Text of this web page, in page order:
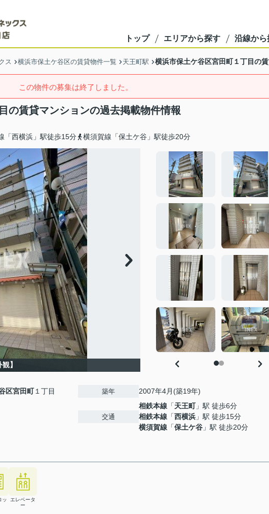
トップ エリアから探す 沿線から
ス 横浜市保土ケ谷区の賃貸物件一覧 天王町駅 横浜市保土ケ谷区宮田町１丁目の
この物件の募集は終了しました。
の賃貸マンションの過去掲載物件情報
「西横浜」駅徒歩15分 横須賀線「保土ケ谷」駅徒歩20分
観】
区宮田町１丁目 築年 2007年4月(築19年)
交通
相鉄本線 「天王町」駅 徒歩6分
相鉄本線 「西横浜 」駅 徒歩15分
横須賀線 「保土ケ谷 」駅 徒歩20分
ッ
エレベータ
ー